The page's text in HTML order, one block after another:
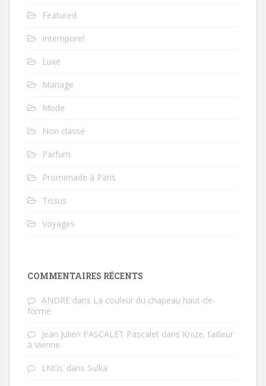
Featured
Intemporel
Luxe
Mariage
Mode
Non classé
Parfum
Promenade à Paris
Tissus
Voyages
COMMENTAIRES RÉCENTS
ANDRE dans La couleur du chapeau haut-de-
forme
Jean Julien PASCALET Pascalet dans Knize, tailleur
à Vienne
LNOL dans Sulka